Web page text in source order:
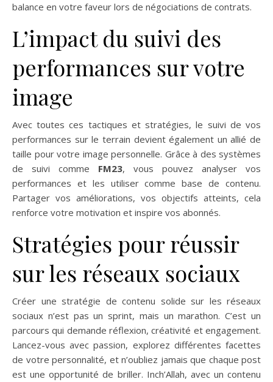
balance en votre faveur lors de négociations de contrats.
L’impact du suivi des
performances sur votre
image
Avec toutes ces tactiques et stratégies, le suivi de vos
performances sur le terrain devient également un allié de
taille pour votre image personnelle. Grâce à des systèmes
de suivi comme FM23, vous pouvez analyser vos
performances et les utiliser comme base de contenu.
Partager vos améliorations, vos objectifs atteints, cela
renforce votre motivation et inspire vos abonnés.
Stratégies pour réussir
sur les réseaux sociaux
Créer une stratégie de contenu solide sur les réseaux
sociaux n’est pas un sprint, mais un marathon. C’est un
parcours qui demande réflexion, créativité et engagement.
Lancez-vous avec passion, explorez différentes facettes
de votre personnalité, et n’oubliez jamais que chaque post
est une opportunité de briller. Inch’Allah, avec un contenu